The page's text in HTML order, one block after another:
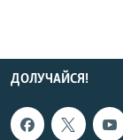
ДОЛУЧАЙСЯ!